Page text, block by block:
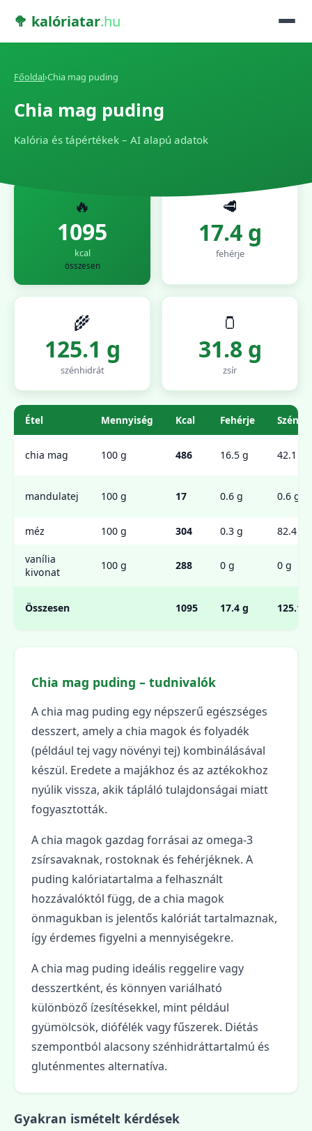
🥦 kalóriatar.hu
Főoldal›Chia mag puding
Chia mag puding
Kalória és tápértékek – AI alapú adatok
🔥
1095
kcal
összesen
🥩
17.4 g
fehérje
🌾
125.1 g
szénhidrát
🫙
31.8 g
zsír
Étel Mennyiség Kcal Fehérje
chia mag 100 g 486 16.5 g 42.1 g
mandulatej 100 g 17 0.6 g 0.6 g
méz 100 g 304 0.3 g 82.4 g
vanília
kivonat
100 g 288 0 g 0 g
Összesen 1095 17.4 g 125.1 g
Chia mag puding – tudnivalók
A chia mag puding egy népszerű egészséges
desszert, amely a chia magok és folyadék
(például tej vagy növényi tej) kombinálásával
készül. Eredete a majákhoz és az aztékokhoz
nyúlik vissza, akik tápláló tulajdonságai miatt
fogyasztották.
A chia magok gazdag forrásai az omega-3
zsírsavaknak, rostoknak és fehérjéknek. A
puding kalóriatartalma a felhasznált
hozzávalóktól függ, de a chia magok
önmagukban is jelentős kalóriát tartalmaznak,
így érdemes figyelni a mennyiségekre.
A chia mag puding ideális reggelire vagy
desszertként, és könnyen variálható
különböző ízesítésekkel, mint például
gyümölcsök, diófélék vagy fűszerek. Diétás
szempontból alacsony szénhidráttartalmú és
gluténmentes alternatíva.
Gyakran ismételt kérdések